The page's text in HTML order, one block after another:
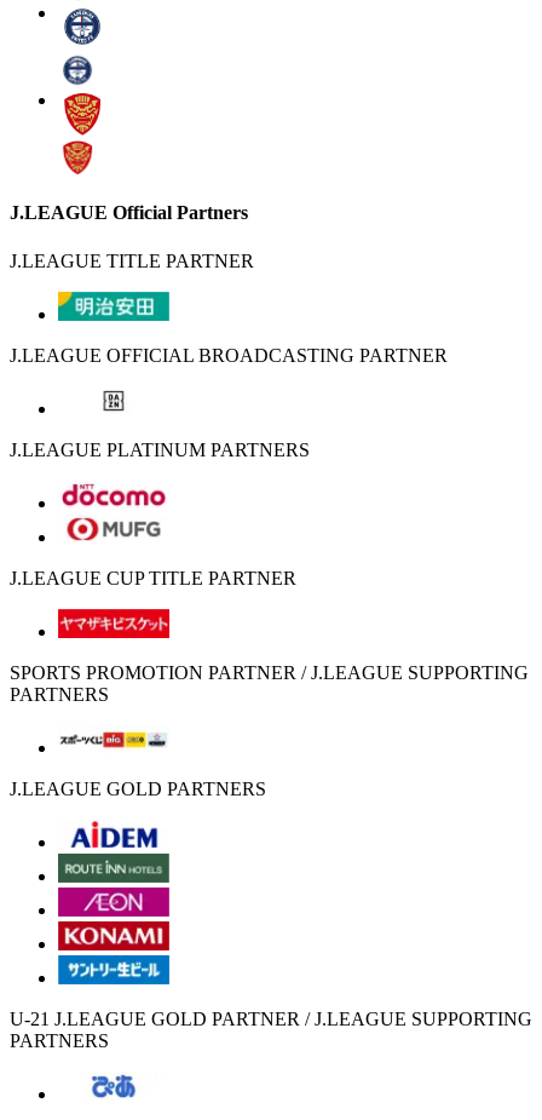
J.LEAGUE Official Partners
J.LEAGUE TITLE PARTNER
J.LEAGUE OFFICIAL BROADCASTING PARTNER
J.LEAGUE PLATINUM PARTNERS
J.LEAGUE CUP TITLE PARTNER
SPORTS PROMOTION PARTNER / J.LEAGUE SUPPORTING
PARTNERS
J.LEAGUE GOLD PARTNERS
U-21 J.LEAGUE GOLD PARTNER / J.LEAGUE SUPPORTING
PARTNERS